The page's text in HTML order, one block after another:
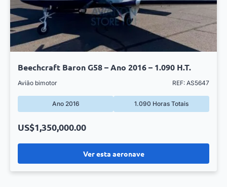
Beechcraft Baron G58 – Ano 2016 – 1.090 H.T.
Avião bimotor REF: AS5647
Ano 2016 1.090 Horas Totais
Ver esta aeronave
US$1,350,000.00